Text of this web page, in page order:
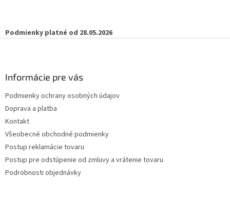
Podmienky platné od 28.05.2026
Informácie pre vás
Podmienky ochrany osobných údajov
Doprava a platba
Kontakt
Všeobecné obchodné podmienky
Postup reklamácie tovaru
Postup pre odstúpenie od zmluvy a vrátenie tovaru
Podrobnosti objednávky